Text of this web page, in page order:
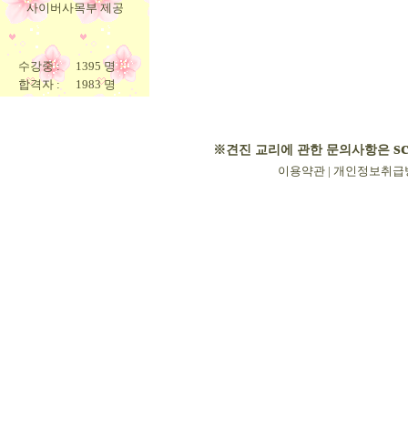
사이버사목부 제공
수강중 :
1395 명
합격자 :
1983 명
※견진 교리에 관한 문의사항은
이용약관 | 개인정보취급